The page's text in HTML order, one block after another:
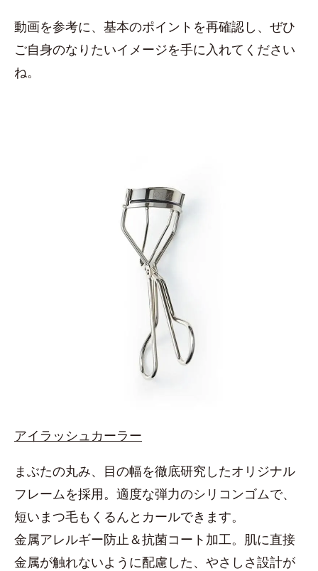
動画を参考に、基本のポイントを再確認し、ぜひ
ご自身のなりたいイメージを手に入れてください
ね。
アイラッシュカーラー
まぶたの丸み、目の幅を徹底研究したオリジナル
フレームを採用。適度な弾力のシリコンゴムで、
短いまつ毛もくるんとカールできます。
金属アレルギー防止＆抗菌コート加工。肌に直接
金属が触れないように配慮した、やさしさ設計が